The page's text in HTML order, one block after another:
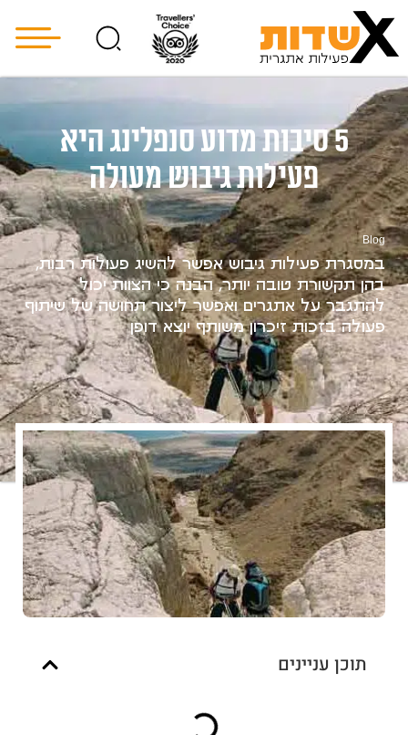
5 סיבות מדוע סנפלינג היא
פעילות גיבוש מעולה
Blog
במסגרת פעילות גיבוש אפשר להשיג פעולות רבות,
בהן תקשורת טובה יותר, הבנה כי הצוות יכול
להתגבר על אתגרים ואפשר ליצור תחושה של שיתוף
פעולה בזכות זיכרון משותף יוצא דופן
תוכן עניינים